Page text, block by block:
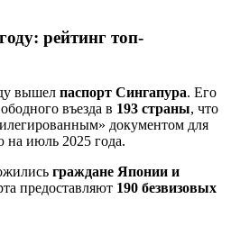
рейтинг топ-
вышел паспорт Сингапура. Его
въезда в 193 страны, что
документом для
на июль 2025 года.
граждане Японии и
предоставляют 190 безвизовых